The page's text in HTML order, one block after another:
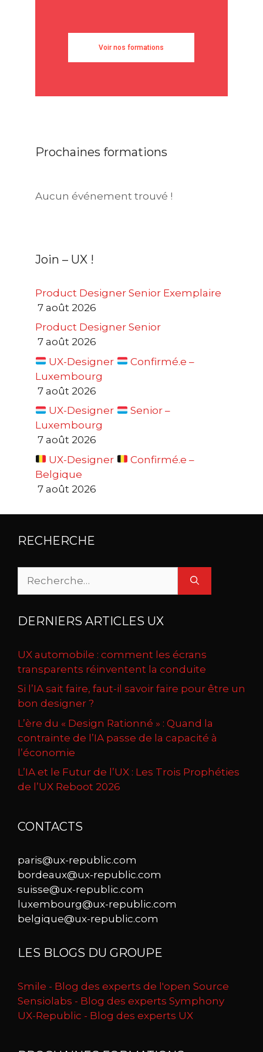
Voir nos formations
Prochaines formations
Aucun événement trouvé !
Join – UX !
Product Designer Senior Exemplaire
7 août 2026
Product Designer Senior
7 août 2026
UX-Designer
Confirmé.e –
Luxembourg
7 août 2026
UX-Designer
Senior –
Luxembourg
7 août 2026
UX-Designer
Confirmé.e –
Belgique
7 août 2026
RECHERCHE
DERNIERS ARTICLES UX
UX automobile : comment les écrans
transparents réinventent la conduite
Si l’IA sait faire, faut-il savoir faire pour être un
bon designer ?
L’ère du « Design Rationné » : Quand la
contrainte de l’IA passe de la capacité à
l’économie
L’IA et le Futur de l’UX : Les Trois Prophéties
de l’UX Reboot 2026
CONTACTS
paris@ux-republic.com
bordeaux@ux-republic.com
suisse@ux-republic.com
luxembourg@ux-republic.com
belgique@ux-republic.com
LES BLOGS DU GROUPE
Smile - Blog des experts de l'open Source
Sensiolabs - Blog des experts Symphony
UX-Republic - Blog des experts UX